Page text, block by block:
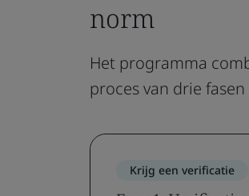
norm
Het programma
proces van drie
Krijg een verificatie